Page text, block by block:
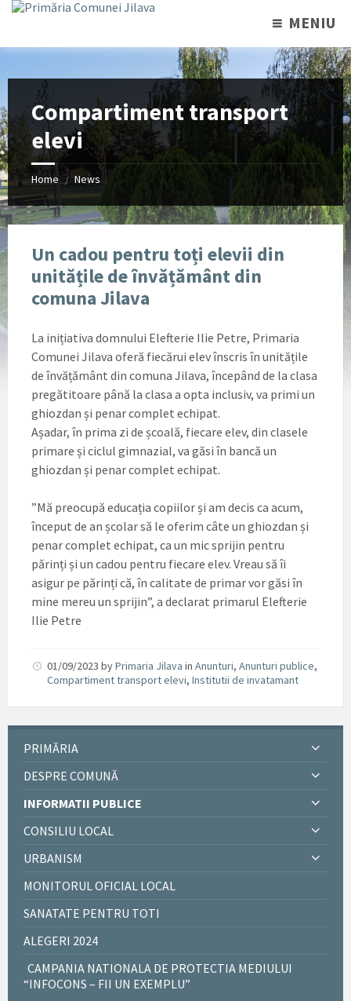
MENIU
Compartiment transport
elevi
Home / News
Un cadou pentru toți elevii din
unitățile de învățământ din
comuna Jilava
La inițiativa domnului Elefterie Ilie Petre, Primaria
Comunei Jilava oferă fiecărui elev înscris în unitățile
de învățământ din comuna Jilava, începând de la clasa
pregătitoare până la clasa a opta inclusiv, va primi un
ghiozdan și penar complet echipat.
Așadar, în prima zi de școală, fiecare elev, din clasele
primare și ciclul gimnazial, va găsi în bancă un
ghiozdan și penar complet echipat.
”Mă preocupă educația copiilor și am decis ca acum,
început de an școlar să le oferim câte un ghiozdan și
penar complet echipat, ca un mic sprijin pentru
părinți și un cadou pentru fiecare elev. Vreau să îi
asigur pe părinți că, în calitate de primar vor găsi în
mine mereu un sprijin”, a declarat primarul Elefterie
Ilie Petre
01/09/2023 byPrimaria Jilava in Anunturi, Anunturi publice,
Compartiment transport elevi, Institutii de invatamant
PRIMĂRIA
DESPRE COMUNĂ
INFORMATII PUBLICE
CONSILIU LOCAL
URBANISM
MONITORUL OFICIAL LOCAL
SANATATE PENTRU TOTI
ALEGERI 2024
CAMPANIA NATIONALA DE PROTECTIA MEDIULUI
“INFOCONS – FII UN EXEMPLU”